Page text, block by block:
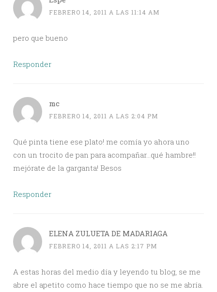
FEBRERO 14, 2011 A LAS 11:14 AM
pero que bueno
Responder
mc
FEBRERO 14, 2011 A LAS 2:04 PM
Qué pinta tiene ese plato! me comía yo ahora uno
con un trocito de pan para acompañar…qué hambre!!
mejórate de la garganta! Besos
Responder
ELENA ZULUETA DE MADARIAGA
FEBRERO 14, 2011 A LAS 2:17 PM
A estas horas del medio día y leyendo tu blog, se me
abre el apetito como hace tiempo que no se me abría.